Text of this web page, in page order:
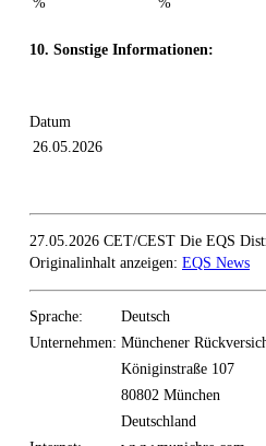
10. Sonstige Informationen:
Datum
26.05.2026
27.05.2026 CET/CEST Die EQS
Originalinhalt anzeigen: EQS News
Sprache:
Deutsch
Unternehmen: Münchener
Königinstraße 107
80802 München
Deutschland